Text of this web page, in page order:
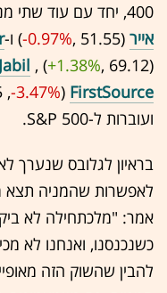
400, יחד עם עוד שתי
אייר (51.55 ,‎
-0.97%‏) ו-
(69.12 ,‎
+1.38%
‏) ,
Jabil
FirstSource
(73.215 ,‎
-3.47%
ועוברות ל-S&P 500.
בראיון לגלובס שנערך
לאפשרות שהמניה תצא
אמר: "מלכתחילה לא
כשנכנסנו, ואנחנו לא
להבין שהשוק הזה